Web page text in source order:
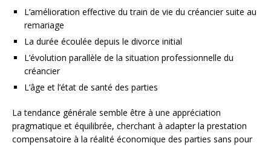
L’amélioration effective du train de vie du créancier suite au
remariage
La durée écoulée depuis le divorce initial
L’évolution parallèle de la situation professionnelle du
créancier
L’âge et l’état de santé des parties
La tendance générale semble être à une appréciation
pragmatique et équilibrée, cherchant à adapter la prestation
compensatoire à la réalité économique des parties sans pour